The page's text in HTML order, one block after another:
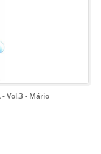
- Vol.3 - Mário